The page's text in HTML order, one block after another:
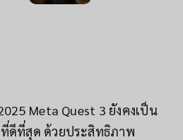
Meta Quest 3 ยังคงเป็น
ดีที่สุด ด้วยประสิทธิภาพ